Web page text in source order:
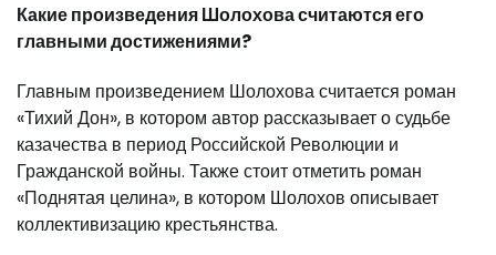
Какие произведения Шолохова считаются его
главными достижениями?
Главным произведением Шолохова считается роман
«Тихий Дон», в котором автор рассказывает о судьбе
казачества в период Российской Революции и
Гражданской войны. Также стоит отметить роман
«Поднятая целина», в котором Шолохов описывает
коллективизацию крестьянства.